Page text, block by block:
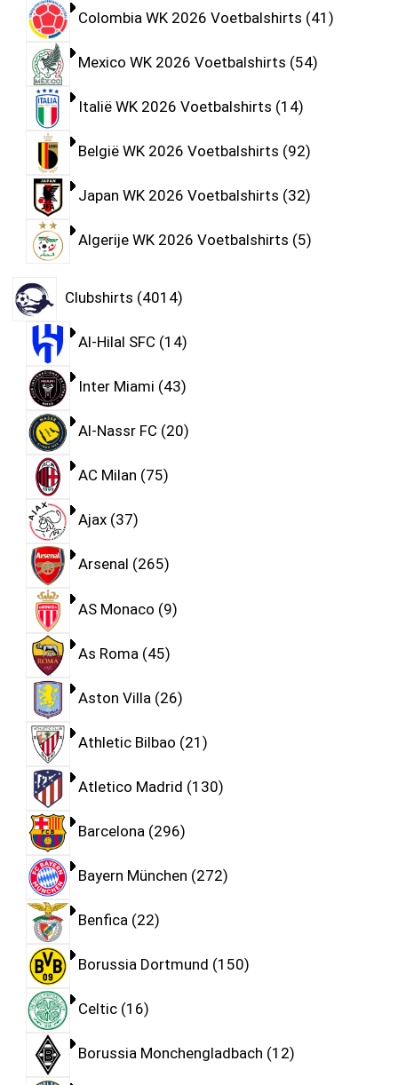
Colombia WK 2026 Voetbalshirts 41
Mexico WK 2026 Voetbalshirts 54
Italië WK 2026 Voetbalshirts 14
België WK 2026 Voetbalshirts 92
Japan WK 2026 Voetbalshirts 32
Algerije WK 2026 Voetbalshirts 5
Clubshirts 4014
Al-Hilal SFC 14
Inter Miami 43
Al-Nassr FC 20
AC Milan 75
Ajax 37
Arsenal 265
AS Monaco 9
As Roma 45
Aston Villa 26
Athletic Bilbao 21
Atletico Madrid 130
Barcelona 296
Bayern München 272
Benfica 22
Borussia Dortmund 150
Celtic 16
Borussia Monchengladbach 12